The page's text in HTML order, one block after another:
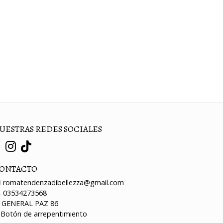
REDES SOCIALES
romatendenzadibellezza@gmail.com
03534273568
GENERAL PAZ 86
de arrepentimiento